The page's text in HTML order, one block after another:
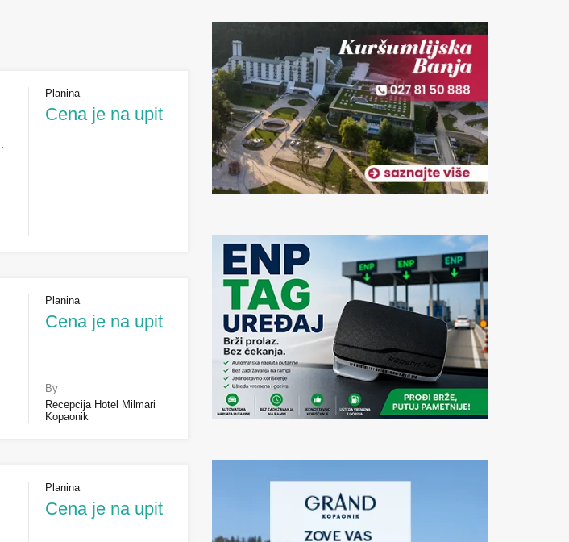
Planina
Cena je na upit
Planina
Cena je na upit
By
Recepcija Hotel Milmari
Kopaonik
Planina
Cena je na upit